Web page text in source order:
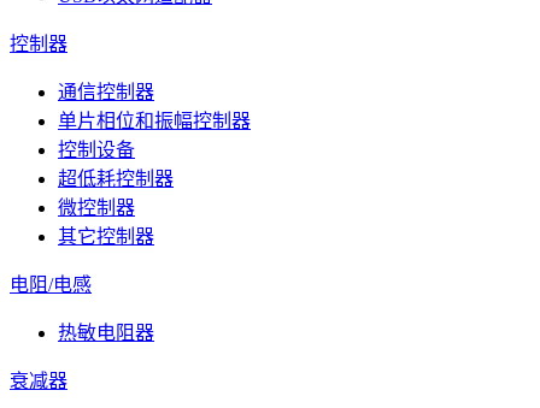
控制器
通信控制器
单片相位和振幅控制器
控制设备
超低耗控制器
微控制器
其它控制器
电阻/电感
热敏电阻器
衰减器